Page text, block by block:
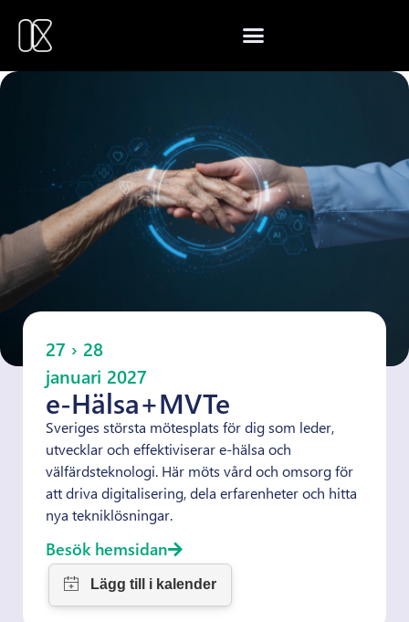
27 › 28
januari 2027
e-Hälsa+MVTe
Sveriges största mötesplats för dig som leder,
utvecklar och effektiviserar e-hälsa och
välfärdsteknologi. Här möts vård och omsorg för
att driva digitalisering, dela erfarenheter och hitta
nya tekniklösningar.
Besök hemsidan